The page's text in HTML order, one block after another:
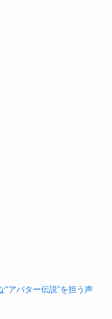
“アバター伝説”を担う声